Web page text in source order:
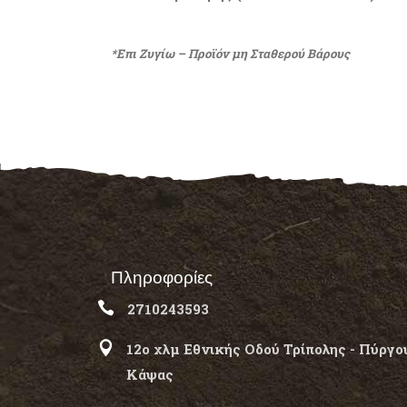
*Επι Ζυγίω – Προϊόν μη Σταθερού Βάρους
Πληροφορίες
2710243593
12ο χλμ Εθνικής Οδού Τρίπολης -
Κάψας